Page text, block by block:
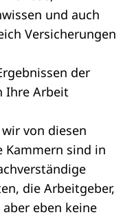
und auch
Versicherungen
der
Ihre Arbeit
von diesen
Kammern sind in
die Arbeitgeber,
eben keine